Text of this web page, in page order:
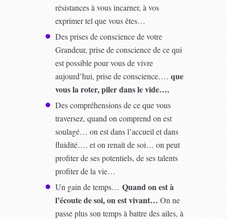
résistances à vous incarner, à vos
exprimer tel que vous êtes…
Des prises de conscience de votre
Grandeur, prise de conscience de ce qui
est possible pour vous de vivre
aujourd’hui, prise de conscience…. que
vous la roter, piler dans le vide….
Des compréhensions de ce que vous
traversez, quand on comprend on est
soulagé… on est dans l’accueil et dans
fluidité…. et on renaît de soi… on peut
profiter de ses potentiels, de ses talents
profiter de la vie…
Un gain de temps… Quand on est à
l’écoute de soi, on est vivant… On ne
passe plus son temps à battre des ailes, à